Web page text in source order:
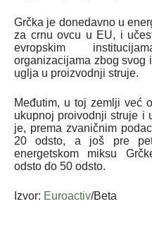
Grčka je donedavno u
za crnu ovcu u EU, i
evropskim
organizacijama zbog svog
uglja u proizvodnji struje.
Međutim, u toj zemlji već
ukupnoj proivodnji struje i
je, prema zvaničnim
20 odsto, a još pre
energetskom miksu
odsto do 50 odsto.
Izvor: Euroactiv/Beta